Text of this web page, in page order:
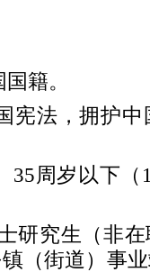
籍。
宪法，拥护
35周岁以下（
研究生（非
（街道）事